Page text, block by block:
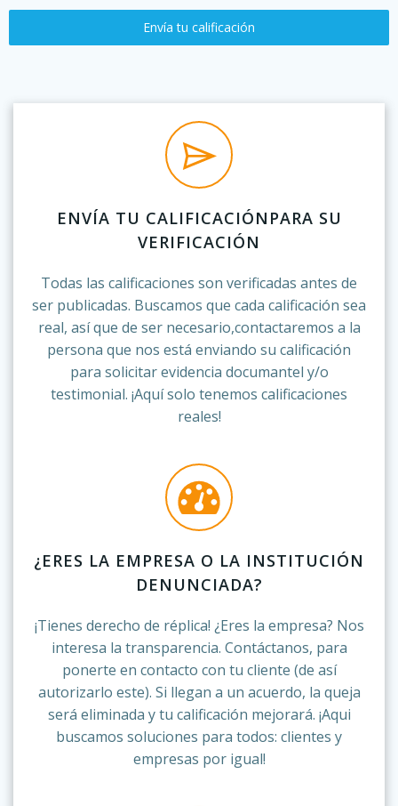
Envía tu calificación
ENVÍA TU CALIFICACIÓNPARA SU
VERIFICACIÓN
Todas las calificaciones son verificadas antes de
ser publicadas. Buscamos que cada calificación sea
real, así que de ser necesario,contactaremos a la
persona que nos está enviando su calificación
para solicitar evidencia documantel y/o
testimonial. ¡Aquí solo tenemos calificaciones
reales!
¿ERES LA EMPRESA O LA INSTITUCIÓN
DENUNCIADA?
¡Tienes derecho de réplica! ¿Eres la empresa? Nos
interesa la transparencia. Contáctanos, para
ponerte en contacto con tu cliente (de así
autorizarlo este). Si llegan a un acuerdo, la queja
será eliminada y tu calificación mejorará. ¡Aqui
buscamos soluciones para todos: clientes y
empresas por igual!